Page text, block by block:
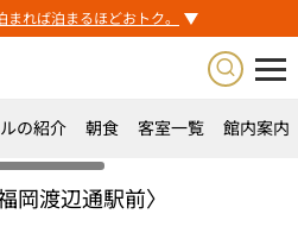
れば泊まるほどおトク。
の紹介 朝食 客室一覧 館内案内
岡渡辺通駅前〉